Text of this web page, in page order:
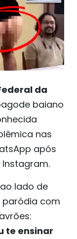
da
baiano
nas
após
lado de
com
te ensinar